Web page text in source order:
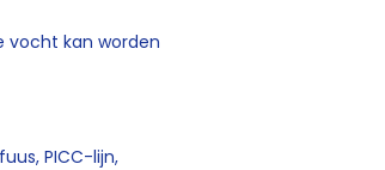
vocht kan worden
PICC-lijn,